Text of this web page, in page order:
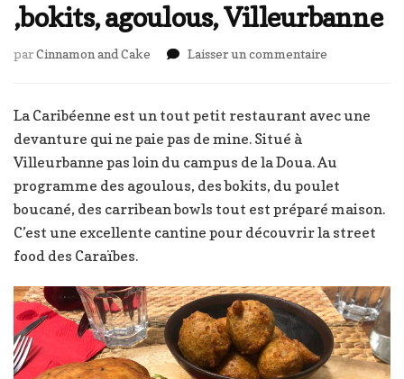
,bokits, agoulous, Villeurbanne
parCinnamon and Cake Laisser un commentaire
Villeurbanne
La Caribéenne est un tout petit restaurant avec une
devanture qui ne paie pas de mine. Situé à
Villeurbanne pas loin du campus de la Doua. Au
programme des agoulous, des bokits, du poulet
boucané, des carribean bowls tout est préparé maison.
C’est une excellente cantine pour découvrir la street
food des Caraïbes.